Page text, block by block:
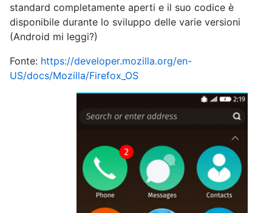
standard completamente aperti e il suo codice è
disponibile durante lo sviluppo delle varie versioni
(Android mi leggi?)
Fonte: https://developer.mozilla.org/en-
US/docs/Mozilla/Firefox_OS